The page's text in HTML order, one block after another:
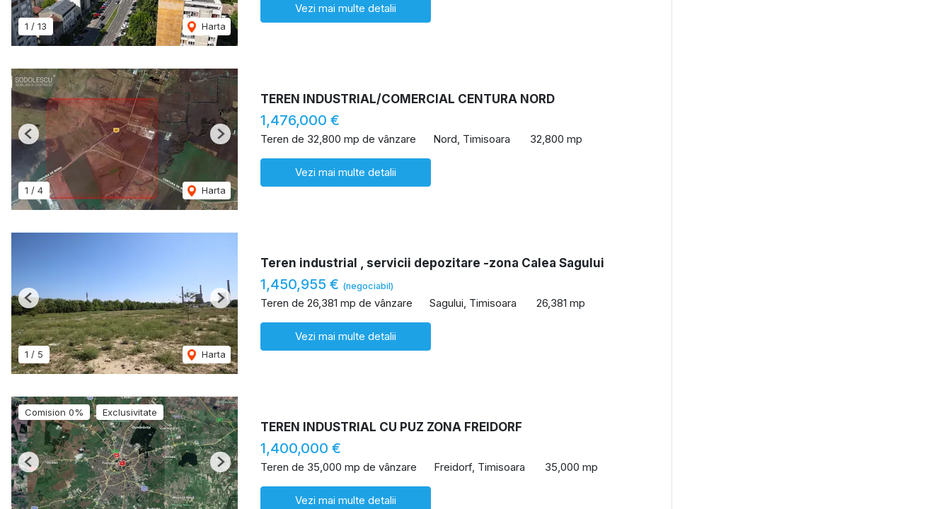
1 / 13 Harta
Vezi mai multe detalii
1 / 4 Harta
Previous Next
TEREN INDUSTRIAL/COMERCIAL CENTURA NORD
1,476,000 €
Teren de 32,800 mp de vânzare Nord, Timisoara 32,800 mp
Vezi mai multe detalii
1 / 5 Harta
Previous Next
Teren industrial , servicii depozitare -zona Calea Sagului
1,450,955 € (negociabil)
Teren de 26,381 mp de vânzare Sagului, Timisoara 26,381 mp
Vezi mai multe detalii
Comision 0% Exclusivitate
Previous Next
TEREN INDUSTRIAL CU PUZ ZONA FREIDORF
1,400,000 €
Teren de 35,000 mp de vânzare Freidorf, Timisoara 35,000 mp
Vezi mai multe detalii